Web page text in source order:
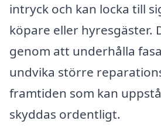
intryck och kan locka till
köpare eller hyresgäster.
genom att underhålla
undvika större
framtiden som kan
skyddas ordentligt.